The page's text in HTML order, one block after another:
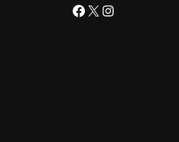
Facebook X Instagram